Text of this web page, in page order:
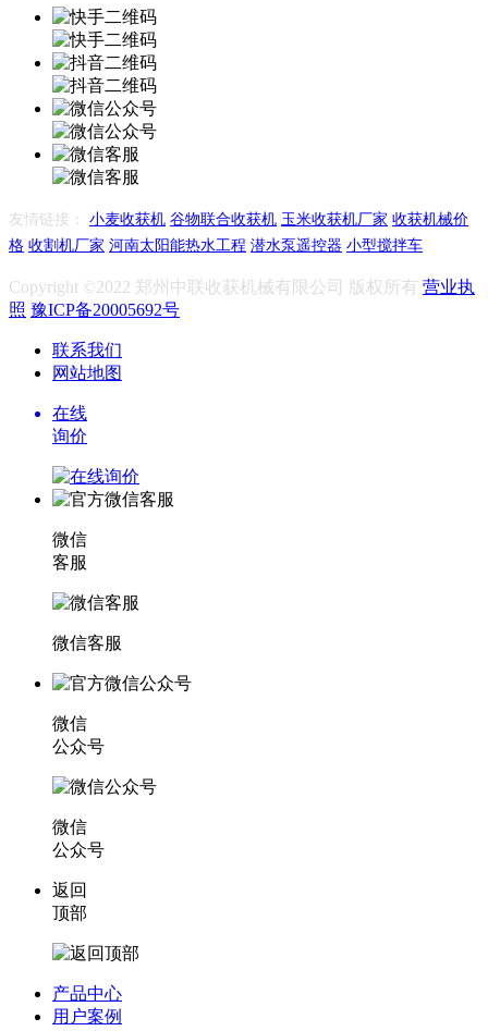
友情链接： 小麦收获机 谷物联合收获机 玉米收获机厂家 收获机械价
格 收割机厂家 河南太阳能热水工程 潜水泵遥控器 小型搅拌车
Copyright ©2022 郑州中联收获机械有限公司 版权所有 营业执
照 豫ICP备20005692号
联系我们
网站地图
在线
询价
微信
客服
微信客服
微信
公众号
微信
公众号
返回
顶部
产品中心
用户案例